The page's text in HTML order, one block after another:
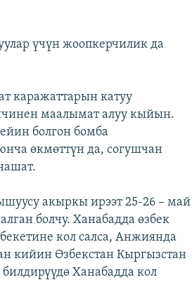
үчүн жоопкерчилик да
каражаттарын катуу
маалымат алуу кыйын.
болгон бомба
өкмөттүн да, согушчан
акыркы ирээт 25-26 – май
болчу. Ханабадда өзбек
кол салса, Анжиянда
кийин Өзбекстан Кыргызстан
Ханабадда кол